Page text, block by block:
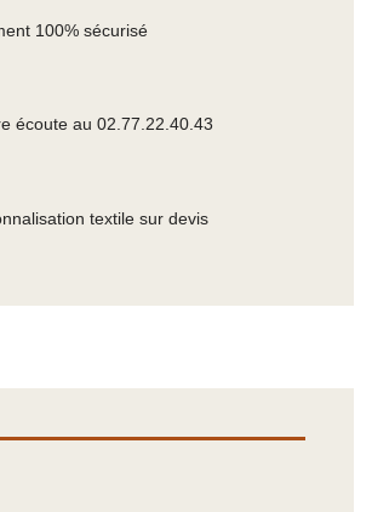
100% sécurisé
écoute au 02.77.22.40.43
textile sur devis